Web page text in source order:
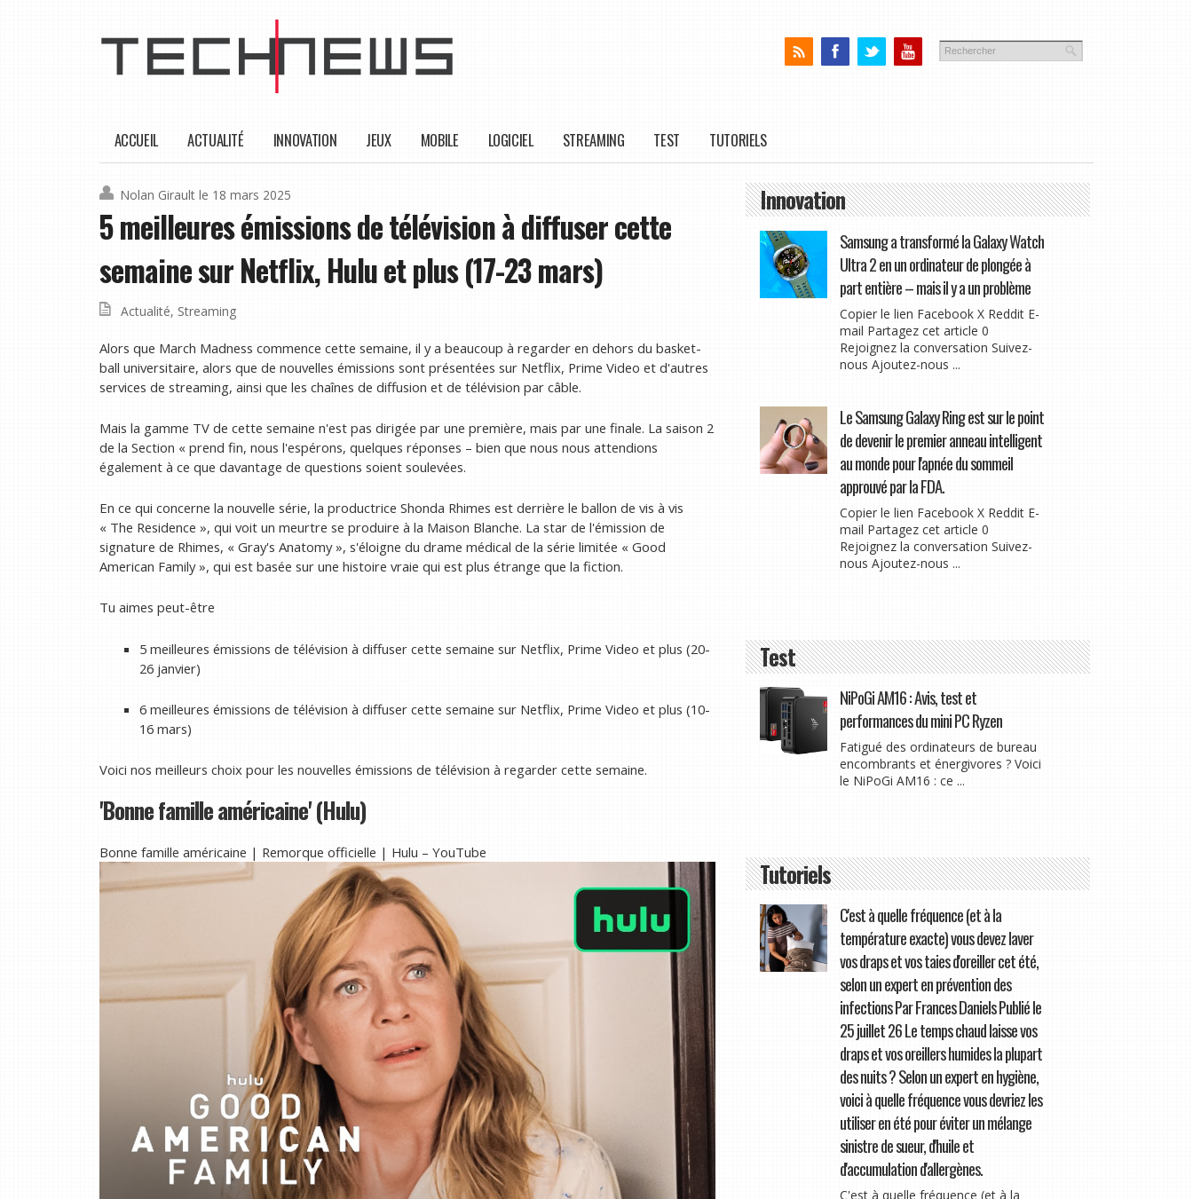
ACCUEIL ACTUALITÉ INNOVATION JEUX MOBILE LOGICIEL STREAMING TEST TUTORIELS
Nolan Girault le 18 mars 2025
5 meilleures émissions de télévision à diffuser cette
semaine sur Netflix, Hulu et plus (17-23 mars)
Actualité, Streaming
Alors que March Madness commence cette semaine, il y a beaucoup à regarder en dehors du basket-
ball universitaire, alors que de nouvelles émissions sont présentées sur Netflix, Prime Video et d'autres
services de streaming, ainsi que les chaînes de diffusion et de télévision par câble.
Mais la gamme TV de cette semaine n'est pas dirigée par une première, mais par une finale. La saison 2
de la Section « prend fin, nous l'espérons, quelques réponses – bien que nous nous attendions
également à ce que davantage de questions soient soulevées.
En ce qui concerne la nouvelle série, la productrice Shonda Rhimes est derrière le ballon de vis à vis
« The Residence », qui voit un meurtre se produire à la Maison Blanche. La star de l'émission de
signature de Rhimes, « Gray's Anatomy », s'éloigne du drame médical de la série limitée « Good
American Family », qui est basée sur une histoire vraie qui est plus étrange que la fiction.
Tu aimes peut-être
5 meilleures émissions de télévision à diffuser cette semaine sur Netflix, Prime Video et plus (20-
26 janvier)
6 meilleures émissions de télévision à diffuser cette semaine sur Netflix, Prime Video et plus (10-
16 mars)
Voici nos meilleurs choix pour les nouvelles émissions de télévision à regarder cette semaine.
'Bonne famille américaine' (Hulu)
Bonne famille américaine | Remorque officielle | Hulu – YouTube
Innovation
Samsung a transformé la Galaxy Watch
Ultra 2 en un ordinateur de plongée à
part entière – mais il y a un problème
Copier le lien Facebook X Reddit E-
mail Partagez cet article 0
Rejoignez la conversation Suivez-
nous Ajoutez-nous ...
Le Samsung Galaxy Ring est sur le point
de devenir le premier anneau intelligent
au monde pour l'apnée du sommeil
approuvé par la FDA.
Copier le lien Facebook X Reddit E-
mail Partagez cet article 0
Rejoignez la conversation Suivez-
nous Ajoutez-nous ...
Test
NiPoGi AM16 : Avis, test et
performances du mini PC Ryzen
Fatigué des ordinateurs de bureau
encombrants et énergivores ? Voici
le NiPoGi AM16 : ce ...
Tutoriels
C'est à quelle fréquence (et à la
température exacte) vous devez laver
vos draps et vos taies d'oreiller cet été,
selon un expert en prévention des
infections Par Frances Daniels Publié le
25 juillet 26 Le temps chaud laisse vos
draps et vos oreillers humides la plupart
des nuits ? Selon un expert en hygiène,
voici à quelle fréquence vous devriez les
utiliser en été pour éviter un mélange
sinistre de sueur, d'huile et
d'accumulation d'allergènes.
C'est à quelle fréquence (et à la